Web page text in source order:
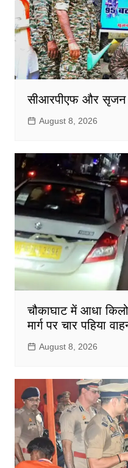
सीआरपीएफ और सृजन
August 8, 2026
चौकाघाट में आधा
मार्ग पर चार पहिया
August 8, 2026